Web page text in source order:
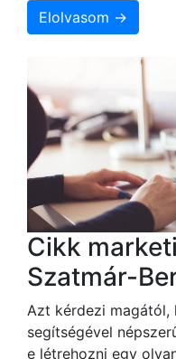
Elolvasom →
Cikk
Szatmár-
Azt kérdezi
segítségével
e létrehozni egy